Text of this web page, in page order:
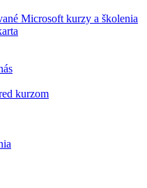
Microsoft kurzy a školenia
kurzom